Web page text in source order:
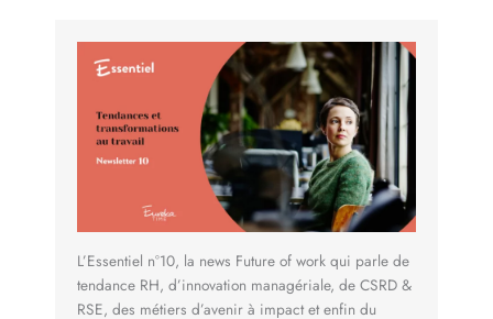
L’Essentiel n°10, la news Future of work qui parle de
tendance RH, d’innovation managériale, de CSRD &
RSE, des métiers d’avenir à impact et enfin du